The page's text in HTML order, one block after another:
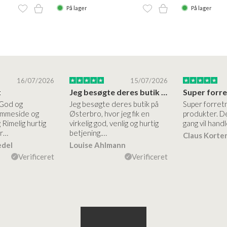
På lager På lager
16/07/2026
og
og
hurtig
Verificeret
15/07/2026
Jeg besøgte deres butik på Østerbro
Jeg besøgte deres butik på
Østerbro, hvor jeg fik en
virkelig god, venlig og hurtig
betjening.…
Louise Ahlmann
Verificeret
Super
produkter.
gang vil
Claus